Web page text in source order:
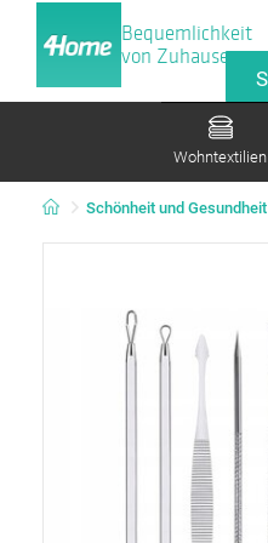
Bequemlichkeit
von Zuhause
Wohntextilien
Schönheit und Gesundheit